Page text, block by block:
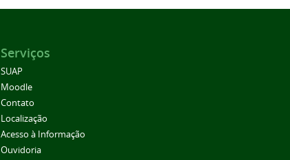
Serviços
SUAP
Moodle
Contato
Localização
Acesso à Informação
Ouvidoria